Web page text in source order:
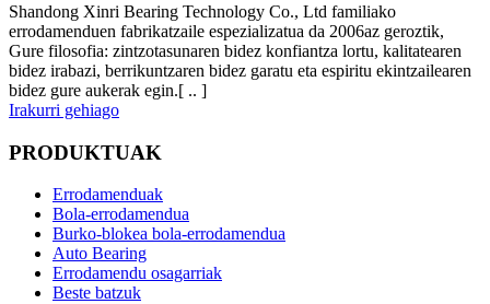
Shandong Xinri Bearing Technology Co., Ltd familiako
errodamenduen fabrikatzaile espezializatua da 2006az geroztik,
Gure filosofia: zintzotasunaren bidez konfiantza lortu, kalitatearen
bidez irabazi, berrikuntzaren bidez garatu eta espiritu ekintzailearen
bidez gure aukerak egin.[ .. ]
Irakurri gehiago
PRODUKTUAK
Errodamenduak
Bola-errodamendua
Burko-blokea bola-errodamendua
Auto Bearing
Errodamendu osagarriak
Beste batzuk